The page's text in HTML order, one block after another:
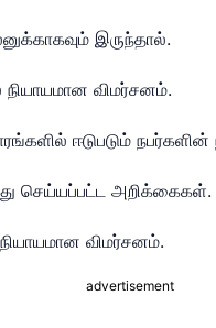
இருந்தால்.
விமர்சனம்.
ஈடுபடும் நபர்களின்
செய்யப்பட்ட அறிக்கைகள்.
விமர்சனம்.
advertisement